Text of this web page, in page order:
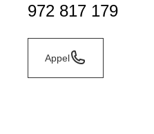
972 817 179
Appel